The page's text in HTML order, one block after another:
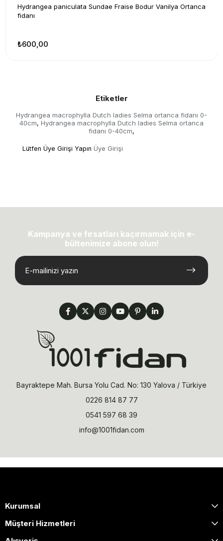
Hydrangea paniculata Sundae Fraise Bodur Vanilya Ortanca
fidanı
₺600,00
Etiketler
Hydrangea macrophylla Dutch ladies Selma ortanca fidanı 0-
40cm, Hydrangea macrophylla Dutch ladies Selma ortanca
fidanı 0-40cm,
Lütfen Üye Girişi Yapın Üye Girişi
Kampanya ve fırsatları kaçırmamak için e-
bültenimize abone olun!
Bayraktepe Mah. Bursa Yolu Cad. No: 130 Yalova / Türkiye
0226 814 87 77
0541 597 68 39
info@1001fidan.com
Kurumsal
Müşteri Hizmetleri